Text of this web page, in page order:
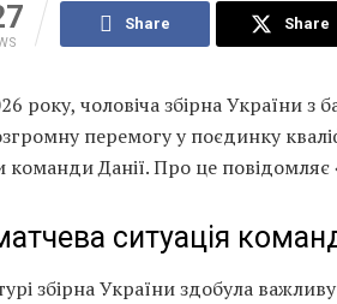
Share Share
року, чоловіча збірна України з
перемогу у поєдинку
команди Данії. Про це повідомляє
ситуація
збірна України здобула